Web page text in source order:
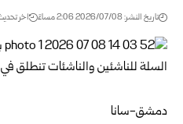
تاريخ النشر: 2026/07/08 2:06 مساءً اخر تحديث: 2026/07/08
دمشق-سانا